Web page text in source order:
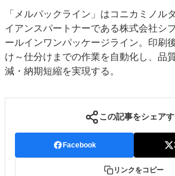
「メルパックライン」はコニカミノル
イアンスパートナーである株式会社シ
ールインワンパッケージライン。印刷
け～仕分けまでの作業を自動化し、品
減・納期短縮を実現する。
この記事をシェア
Facebook
リンクをコピー